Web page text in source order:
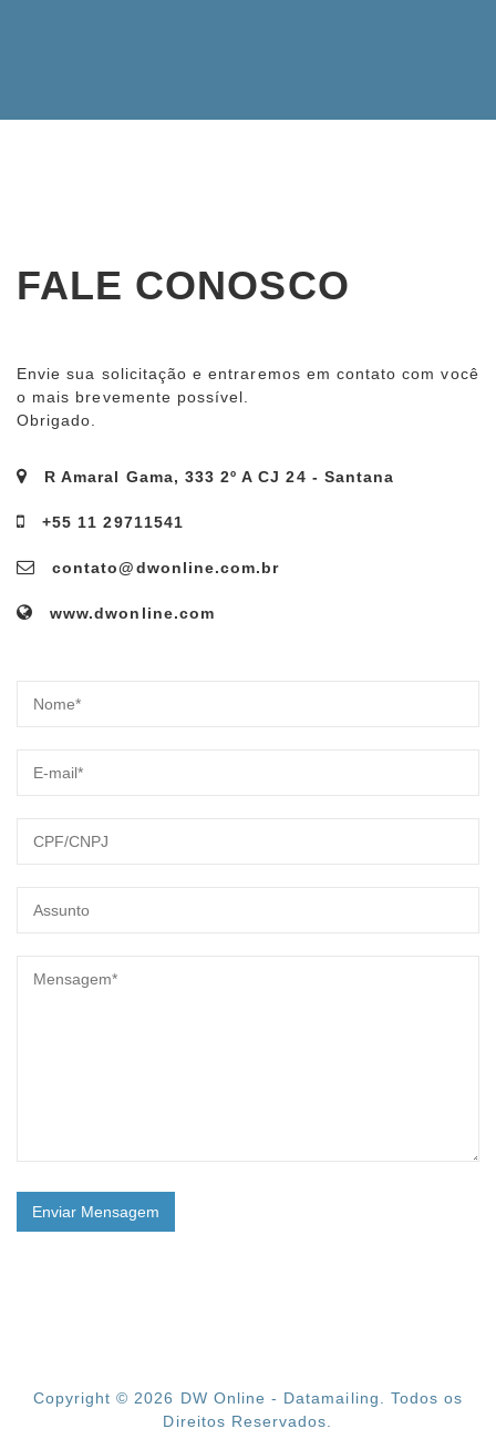
FALE CONOSCO
Envie sua solicitação e entraremos em contato com você
o mais brevemente possível.
Obrigado.
R Amaral Gama, 333 2º A CJ 24 - Santana
+55 11 29711541
contato@dwonline.com.br
www.dwonline.com
Copyright © 2026 DW Online - Datamailing
. Todos os
Direitos Reservados.